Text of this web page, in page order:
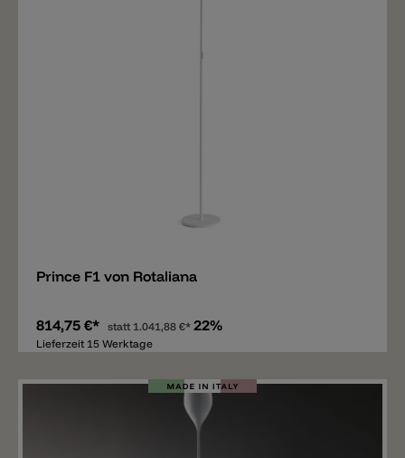
Prince F1 von Rotaliana
814,75 €* statt 1.041,88 €* 22%
Lieferzeit 15 Werktage